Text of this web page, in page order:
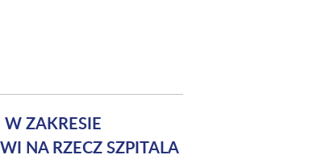
ZAKRESIE
NA RZECZ SZPITALA